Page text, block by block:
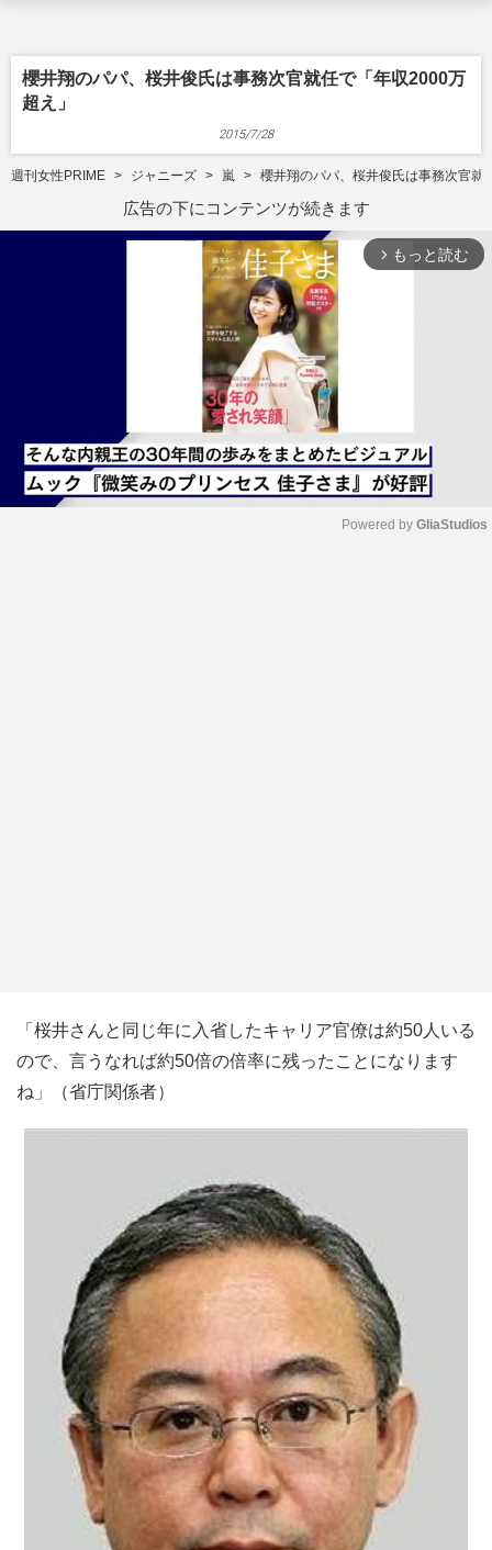
櫻井翔のパパ、桜井俊氏は事務次官就任で「年収2000万
超え」
2015/7/28
週刊女性PRIME ジャニーズ 嵐 櫻井翔のパパ、桜井俊氏は事務次官就
広告の下にコンテンツが続きます
arrow_forward_ios もっと読む
Powered by GliaStudios
「桜井さんと同じ年に入省したキャリア官僚は約50人いる
ので、言うなれば約50倍の倍率に残ったことになります
ね」（省庁関係者）